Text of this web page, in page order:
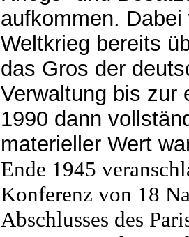
aufkommen.
Weltkrieg bereits
das Gros der
Verwaltung bis zur
1990 dann
materieller Wert
Ende 1945
Konferenz von 18
Abschlusses des